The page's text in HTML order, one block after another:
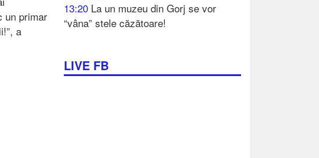
13:20 La un muzeu din Gorj se vor
“vâna” stele căzătoare!
LIVE FB
un primar
a